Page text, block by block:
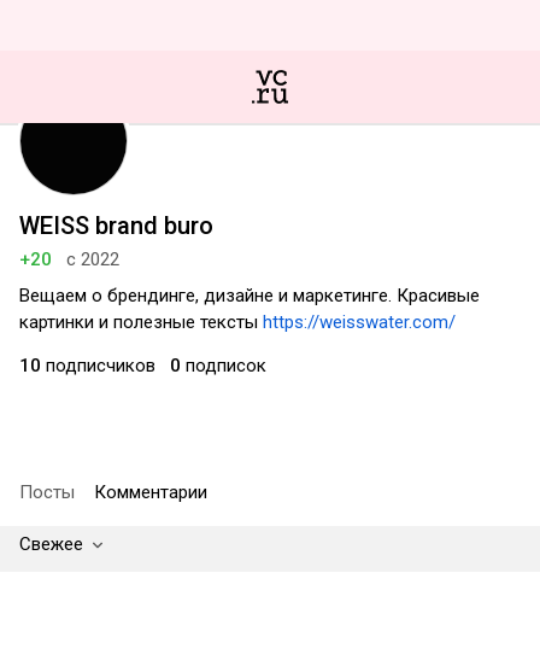
WEISS brand buro
+20
с 2022
Вещаем о брендинге, дизайне и маркетинге. Красивые
картинки и полезные тексты https://weisswater.com/
10 подписчиков 0 подписок
Посты Комментарии
Свежее